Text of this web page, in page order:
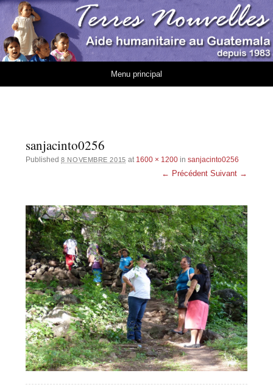
Association Terres
Nouvelles
AIDE HUMANITAIRE AU GUATEMALA DEPUIS 1983
Menu principal
sanjacinto0256
Published8 NOVEMBRE 2015 at 1600 × 1200in sanjacinto0256
← Précédent Suivant →